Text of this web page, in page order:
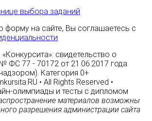
выбора заданий
форму на сайте, Вы соглашаетесь с
свидетельство о
ФС 77 - 70172 от 21.06.2017 года
Категория 0+
• All Rights Reserved •
олимпиады и тесты с дипломом
материалов возможны
разрешения администрации сайта